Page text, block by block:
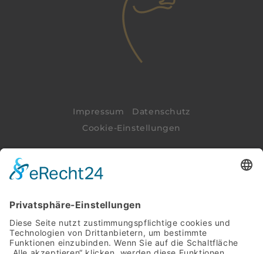
Impressum
Datenschutz
Cookie-Einstellungen
Impressum|
Am Renzenbrink 25
49565 Bramsche
+49 176 60944892